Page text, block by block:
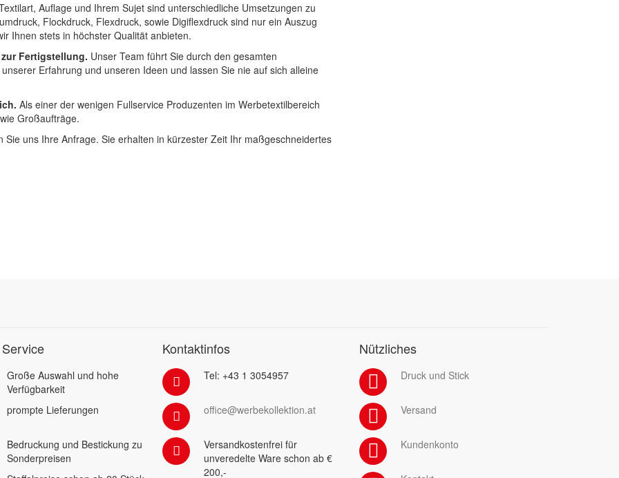
Auflage und Ihrem Sujet sind unterschiedliche Umsetzungen zu
Flockdruck, Flexdruck, sowie Digiflexdruck sind nur ein Auszug
Ihnen stets in höchster Qualität anbieten.
Fertigstellung. Unser Team führt Sie durch den gesamten
Erfahrung und unseren Ideen und lassen Sie nie auf sich alleine
Als einer der wenigen Fullservice Produzenten im Werbetextilbereich
Großaufträge.
uns Ihre Anfrage. Sie erhalten in kürzester Zeit Ihr maßgeschneidertes
Große Auswahl und hohe
Verfügbarkeit
prompte Lieferungen
Bedruckung und Bestickung zu
Sonderpreisen
Kontaktinfos
Tel: +43 1 3054957
office@werbekollektion.at
Versandkostenfrei für
unveredelte Ware schon ab €
200,-
Nützliches
Druck und Stick
Versand
Kundenkonto